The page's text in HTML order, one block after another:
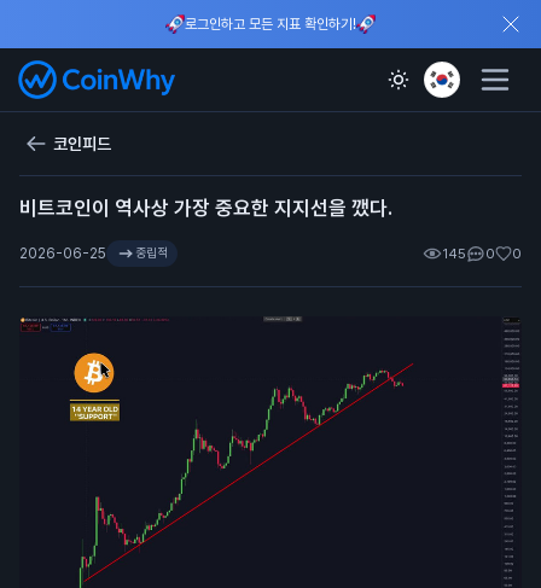
로그인하고 모든 지표 확인하기!
코인피드
비트코인이 역사상 가장 중요한 지지선을 깼다.
2026-06-25 중립적 145 0 0